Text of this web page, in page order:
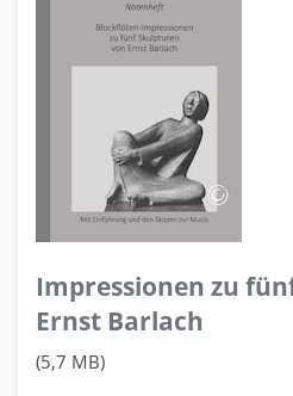
Impressionen zu
Ernst Barlach
(5,7 MB)